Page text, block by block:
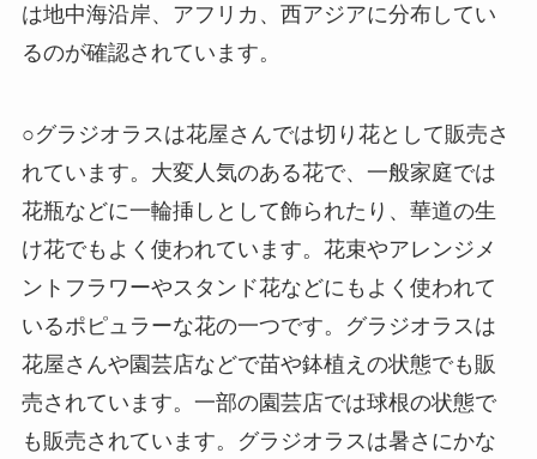
は地中海沿岸、アフリカ、西アジアに分布してい
るのが確認されています。
○グラジオラスは花屋さんでは切り花として販売さ
れています。大変人気のある花で、一般家庭では
花瓶などに一輪挿しとして飾られたり、華道の生
け花でもよく使われています。花束やアレンジメ
ントフラワーやスタンド花などにもよく使われて
いるポピュラーな花の一つです。グラジオラスは
花屋さんや園芸店などで苗や鉢植えの状態でも販
売されています。一部の園芸店では球根の状態で
も販売されています。グラジオラスは暑さにかな